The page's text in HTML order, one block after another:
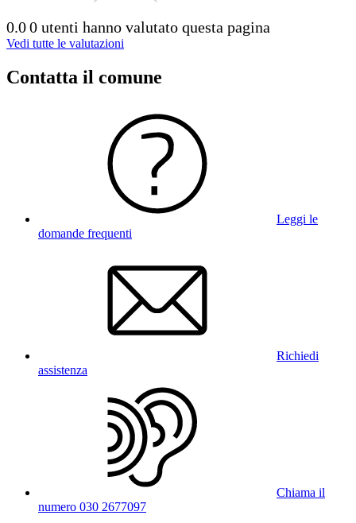
0.00 utenti hanno valutato questa pagina
Vedi tutte le valutazioni
Contatta il comune
Leggi le
domande frequenti
Richiedi
assistenza
Chiama il
numero 030 2677097